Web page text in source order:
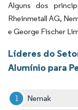
Alguns dos
Rheinmetall AG,
e George Fischer
Líderes do
Alumínio para
Nemak